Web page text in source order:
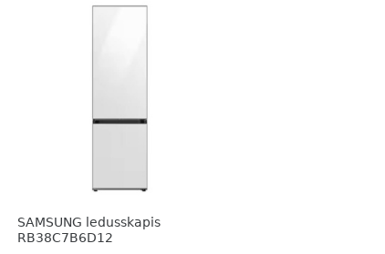
SAMSUNG ledusskapis
RB38C7B6D12